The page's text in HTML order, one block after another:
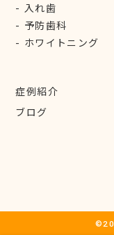
入れ歯
予防歯科
ホワイトニング
症例紹介
ブログ